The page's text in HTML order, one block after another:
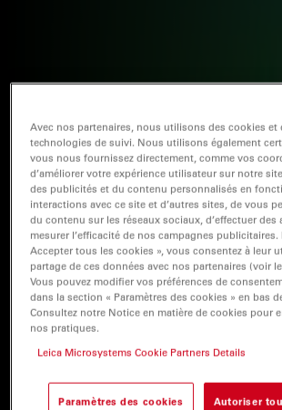
Avec nos partenaires, nous utilisons des cookies et
technologies de suivi. Nous utilisons également
vous nous fournissez directement, comme vos
d’améliorer votre expérience utilisateur sur notre
des publicités et du contenu personnalisés en
interactions avec ce site et d’autres sites, de vous
du contenu sur les réseaux sociaux, d’effectuer des
mesurer l’efficacité de nos campagnes
Accepter tous les cookies », vous consentez à leur
partage de ces données avec nos partenaires (voir
Vous pouvez modifier vos préférences de
dans la section « Paramètres des cookies » en bas
Consultez notre Notice en matière de cookies pour
nos pratiques.
Leica Microsystems Cookie Partners Details
Paramètres des cookies Autoriser